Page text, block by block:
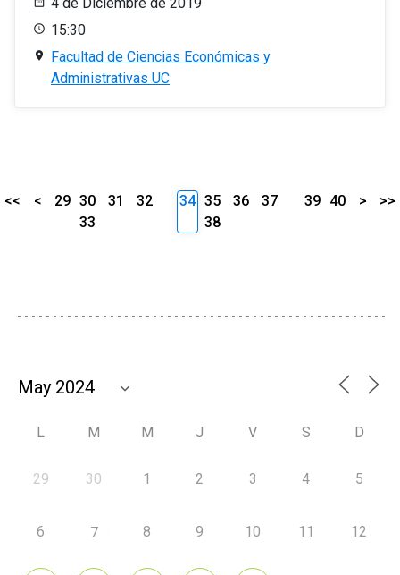
15:30
Facultad de Ciencias Económicas y
Administrativas UC
<< < 29 30 31
32
33
34 35 36
37
38
39 40 > >>
L M M J V S D
29 30 1 2 3 4 5
6 7 8 9 10 11 12